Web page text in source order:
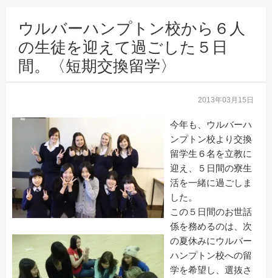
ウルバーハンプトン校から６人
の生徒を迎えて過ごした５日
間。〈短期交換留学〉
2013年03月15日
今年も、ウルバーハ
ンプトン校より交換
留学生６名を立教に
迎え、５日間の寮生
活を一緒に過ごしま
した。
この５日間のお世話
係を務めるのは、次
の夏休みにウルバー
ハンプトン校への留
学を希望し、選抜さ